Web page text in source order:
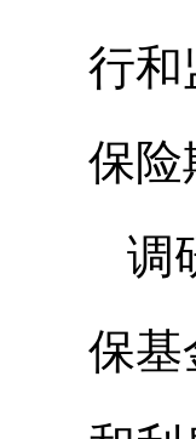
行和
保险
调
保基